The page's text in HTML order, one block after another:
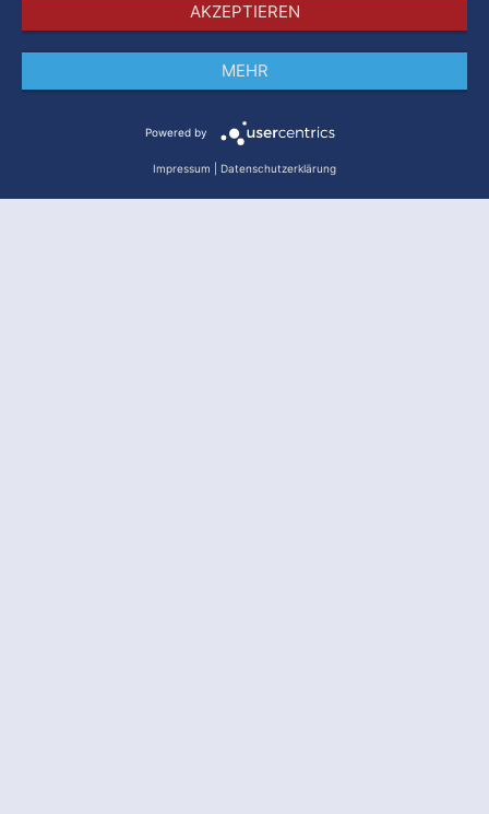
Datenschutz
AKZEPTIEREN
MEHR
Powered by
Impressum Datenschutzerklärung